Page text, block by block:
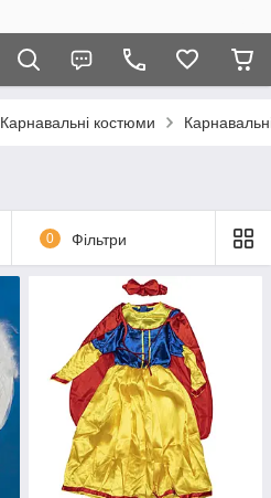
Карнавальні костюми
0 Фільтри